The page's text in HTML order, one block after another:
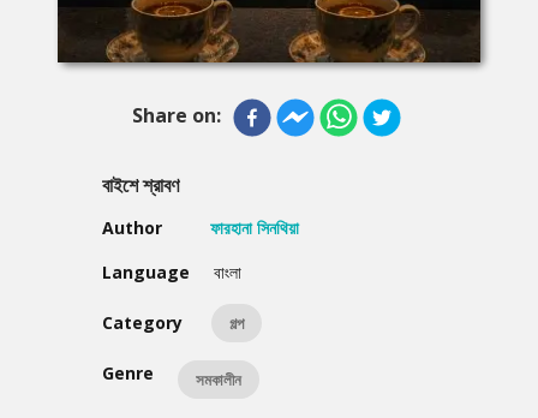
Share on:
বাইশে শ্রাবণ
Author
ফারহানা সিনথিয়া
Language
বাংলা
Category গল্প
Genre সমকালীন